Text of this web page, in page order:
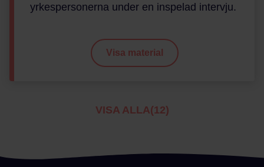
yrkespersonerna under en inspelad intervju.
Visa material
VISA ALLA(12)